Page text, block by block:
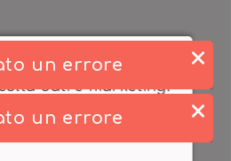
un errore
dati e marketing.